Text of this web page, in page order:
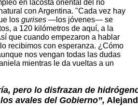
en lacosta oriental del río
con Argentina. "Cada vez hay
los gurises —los jóvenes— se
a 120 kilómetros de aquí, a la
que cuando empezaron a hablar
recibimos con esperanza. ¿Cómo
nos vengan todas las dudas
mientras le da vueltas a un
pero lo disfrazan de
avales del Gobierno”,